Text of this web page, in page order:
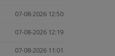
07-08-2026 12:50
07-08-2026 12:19
07-08-2026 11:01